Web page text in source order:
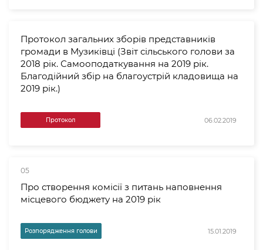
Протокол загальних зборів представників
громади в Музиківці (Звіт сільського голови за
2018 рік. Самооподаткування на 2019 рік.
Благодійний збір на благоустрій кладовища на
2019 рік.)
Протокол 06.02.2019
05
Про створення комісії з питань наповнення
місцевого бюджету на 2019 рік
Розпорядження голови 15.01.2019